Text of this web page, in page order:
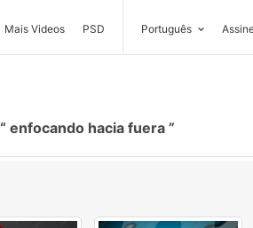
Mais Videos PSD Português
enfocando hacia fuera